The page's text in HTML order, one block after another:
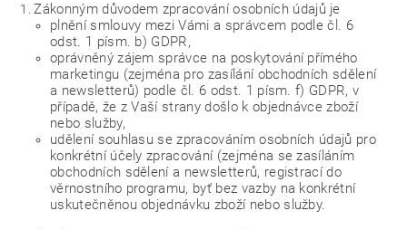
Zákonným důvodem zpracování osobních údajů je
plnění smlouvy mezi Vámi a správcem podle čl. 6
odst. 1 písm. b) GDPR,
oprávněný zájem správce na poskytování přímého
marketingu (zejména pro zasílání obchodních sdělení
a newsletterů) podle čl. 6 odst. 1 písm. f) GDPR, v
případě, že z Vaší strany došlo k objednávce zboží
nebo služby,
udělení souhlasu se zpracováním osobních údajů pro
konkrétní účely zpracování (zejména se zasíláním
obchodních sdělení a newsletterů, registrací do
věrnostního programu, byť bez vazby na konkrétní
uskutečněnou objednávku zboží nebo služby.